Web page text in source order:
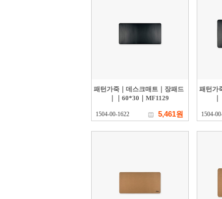
패턴가죽｜데스크매트｜장패드
｜｜60*30｜MF1129
1504-00-1622 5,461원
패턴가
1504-